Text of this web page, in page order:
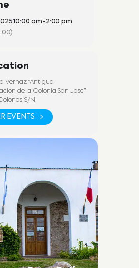
10:00 am-2:00 pm
Vernaz "Antigua
de la Colonia San Jose"
S/N
EVENTS